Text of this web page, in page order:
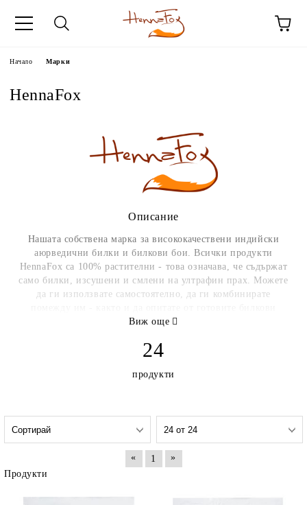
Начало Марки
HennaFox
Описание
Нашата собствена марка за висококачествени индийски
аюрведични билки и билкови бои. Всички продукти
HennaFox са 100% растителни - това означава, че съдържат
само билки, изсушени и смлени на ултрафин прах. Можете
да ги използвате самостоятелно, да ги комбинирате
смеси за боядисване или измиване на косата.
ХенаФокс ЕООД
Виж още
24
продукти
« 1
»
Продукти